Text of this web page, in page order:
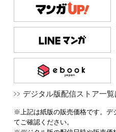
デジタル版配信ストア一覧
※上記は紙版の販売価格です。デ
てご確認ください。